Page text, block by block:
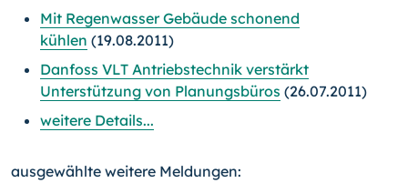
Mit Regenwasser Gebäude schonend
kühlen (19.08.2011)
Danfoss VLT Antriebstechnik verstärkt
Unterstützung von Planungsbüros (26.07.2011)
weitere Details...
ausgewählte weitere Meldungen: